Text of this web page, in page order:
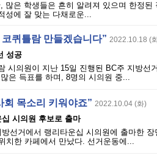
많은 학생들은 흔히 알려져 있으며 한정
성에 잘 맞는 다채로운...
코퀴틀람 만들겠습니다” 2022.10.18 (
성공
시의원이 지난 15일 진행된 BC주 지방선
은 득표를 하며, 8명의 시의원 중...
회 목소리 키워야죠” 2022.10.04 (화)
시의원 후보로 출마
선거에서 랭리타운십 시의원에 출마한
치한 카페에서 만났다. 선거운동에...